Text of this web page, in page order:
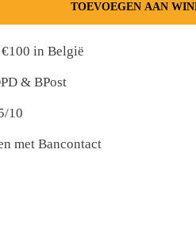
TOEVOEGEN AAN
in België
& BPost
10
met Bancontact